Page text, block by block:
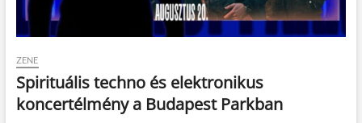
ZENE
Spirituális techno és elektronikus
koncertélmény a Budapest Parkban